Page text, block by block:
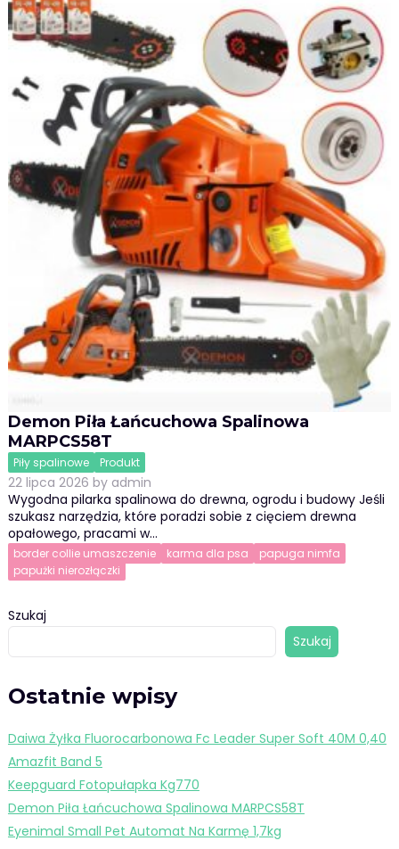
Demon Piła Łańcuchowa Spalinowa
MARPCS58T
Piły spalinowe Produkt
22 lipca 2026 by admin
Wygodna pilarka spalinowa do drewna, ogrodu i budowy Jeśli
szukasz narzędzia, które poradzi sobie z cięciem drewna
opałowego, pracami w…
border collie umaszczenie karma dla psa
papuga nimfa
papużki nierozłączki
Szukaj
Szukaj
Ostatnie wpisy
Daiwa Żyłka Fluorocarbonowa Fc Leader Super Soft 40M 0,40
Amazfit Band 5
Keepguard Fotopułapka Kg770
Demon Piła Łańcuchowa Spalinowa MARPCS58T
Eyenimal Small Pet Automat Na Karmę 1,7kg